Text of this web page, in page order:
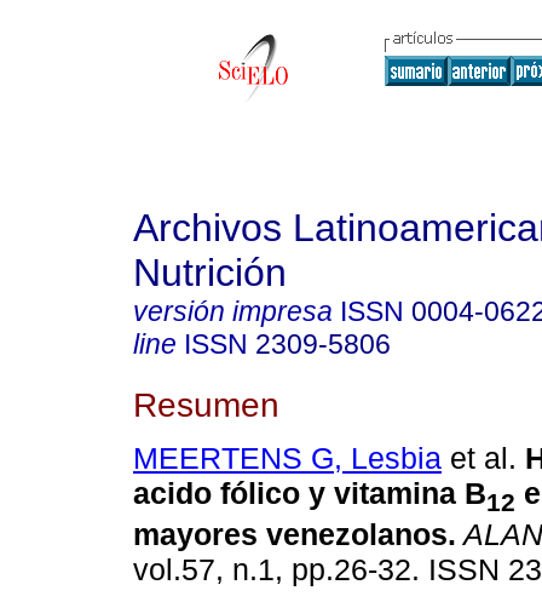
Archivos
Nutrición
versión impresa ISSN 0004-
line ISSN 2309-5806
Resumen
MEERTENS G, Lesbia et al.
acido fólico y vitamina B12
mayores venezolanos. ALAN
vol.57, n.1, pp.26-32. ISSN